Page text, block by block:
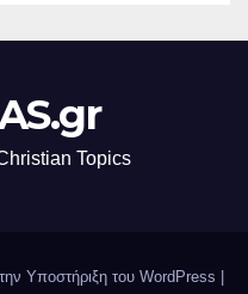
Topics
Υποστήριξη του WordPress